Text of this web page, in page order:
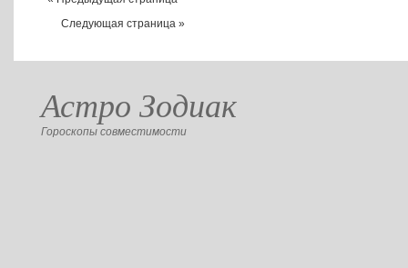
Следующая страница »
Астро Зодиак
Гороскопы совместимости